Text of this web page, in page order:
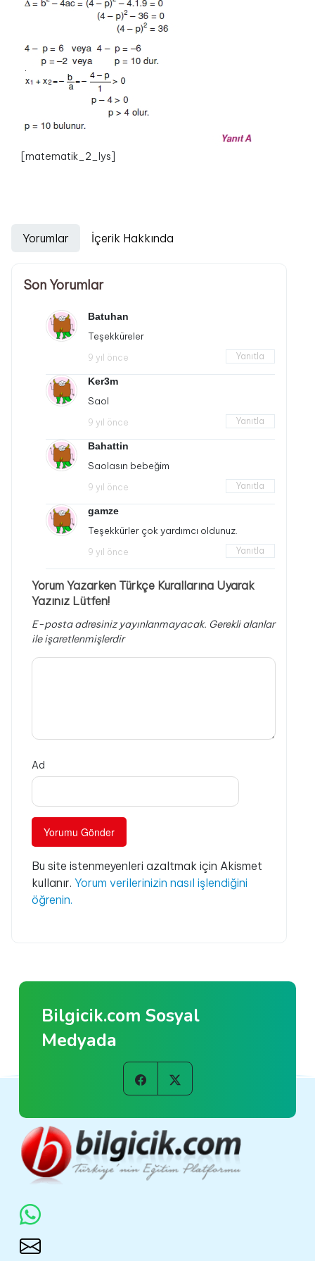
[matematik_2_lys]
Yorumlar İçerik Hakkında
Son Yorumlar
Batuhan
Teşekküreler
9 yıl önce Yanıtla
Ker3m
Saol
9 yıl önce Yanıtla
Bahattin
Saolasın bebeğim
9 yıl önce Yanıtla
gamze
Teşekkürler çok yardımcı oldunuz.
9 yıl önce Yanıtla
Yorum Yazarken Türkçe Kurallarına Uyarak
Yazınız Lütfen!
E-posta adresiniz yayınlanmayacak. Gerekli alanlar
ile işaretlenmişlerdir
Ad
Bu site istenmeyenleri azaltmak için Akismet
kullanır. Yorum verilerinizin nasıl işlendiğini
öğrenin.
Bilgicik.com Sosyal
Medyada